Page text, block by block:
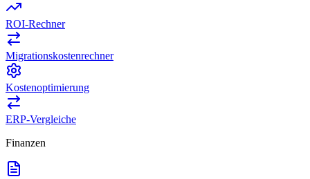
ROI-Rechner
Migrationskostenrechner
Kostenoptimierung
ERP-Vergleiche
Finanzen